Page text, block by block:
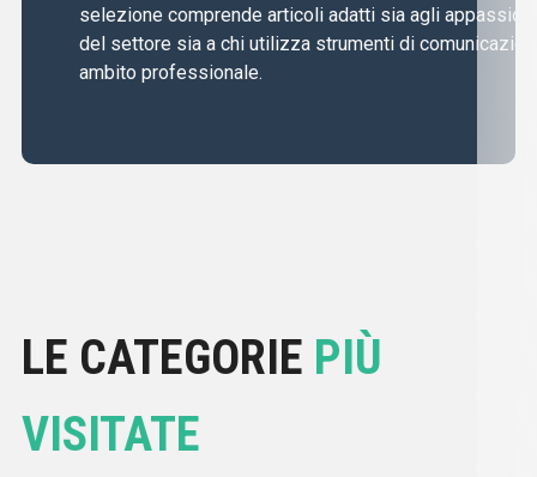
selezione comprende articoli adatti sia agli
del settore sia a chi utilizza strumenti di
ambito professionale.
LE CATEGORIE PIÙ
VISITATE